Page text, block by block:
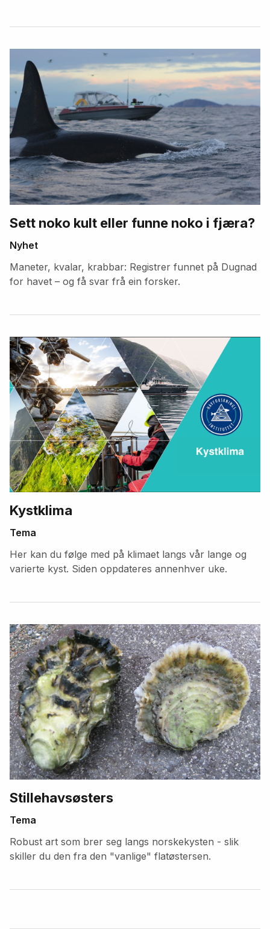
artikler
Sett noko kult eller funne noko i fjæra?
Nyhet
Maneter, kvalar, krabbar: Registrer funnet på Dugnad
for havet – og få svar frå ein forsker.
Kystklima
Tema
Her kan du følge med på klimaet langs vår lange og
varierte kyst. Siden oppdateres annenhver uke.
Stillehavsøsters
Tema
Robust art som brer seg langs norskekysten - slik
skiller du den fra den "vanlige" flatøstersen.